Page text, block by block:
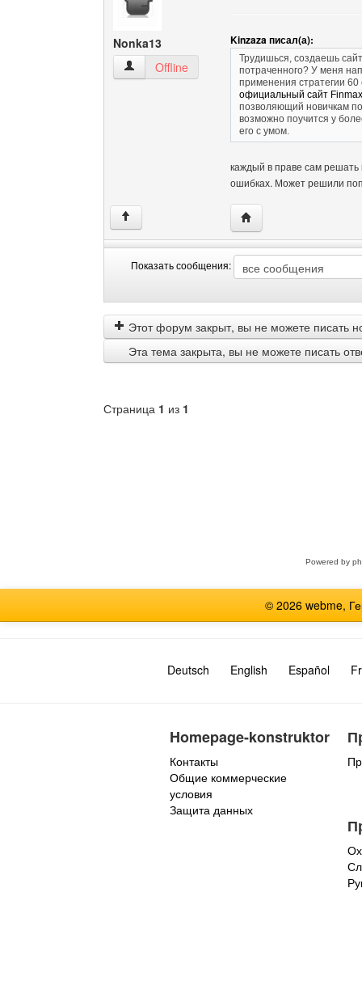
Nonka13
Nonka13 Посмотреть профиль
Offline
Kinzaza писал(а):
Трудишься, создаешь
потраченного? У меня
применения стратегии
официальный сайт Finmax
позволяющий новичкам
возможно поучится у
его с умом.
каждый в праве сам решать
ошибках. Может решили
↑ Посетить сайт
Показать сообщения:
сообщения
by
Этот форум закрыт, вы не можете писать
Эта тема закрыта, вы не можете писать
Страница 1 из 1
Powered by
© 2026 webme,
Deutsch English Español
Homepage-konstruktor
Контакты
Общие коммерческие
условия
Защита данных